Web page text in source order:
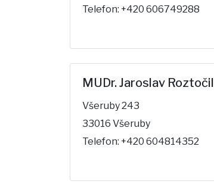
Telefon: +420 606749288
MUDr. Jaroslav Roztočil
Všeruby 243
33016 Všeruby
Telefon: +420 604814352